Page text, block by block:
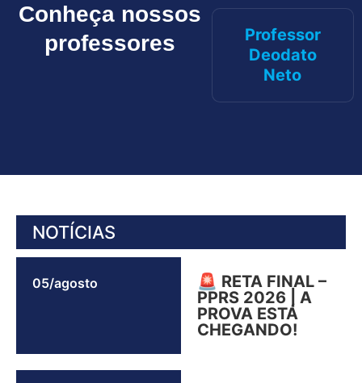
Conheça nossos
professores
Professor
Deodato
Neto
NOTÍCIAS
05/agosto
🚨 RETA FINAL –
PPRS 2026 | A
PROVA ESTÁ
CHEGANDO!